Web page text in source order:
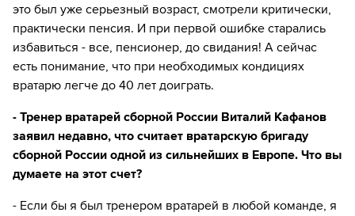
это был уже серьезный возраст, смотрели критически,
практически пенсия. И при первой ошибке старались
избавиться - все, пенсионер, до свидания! А сейчас
есть понимание, что при необходимых кондициях
вратарю легче до 40 лет доиграть.
- Тренер вратарей сборной России Виталий Кафанов
заявил недавно, что считает вратарскую бригаду
сборной России одной из сильнейших в Европе. Что вы
думаете на этот счет?
- Если бы я был тренером вратарей в любой команде, я